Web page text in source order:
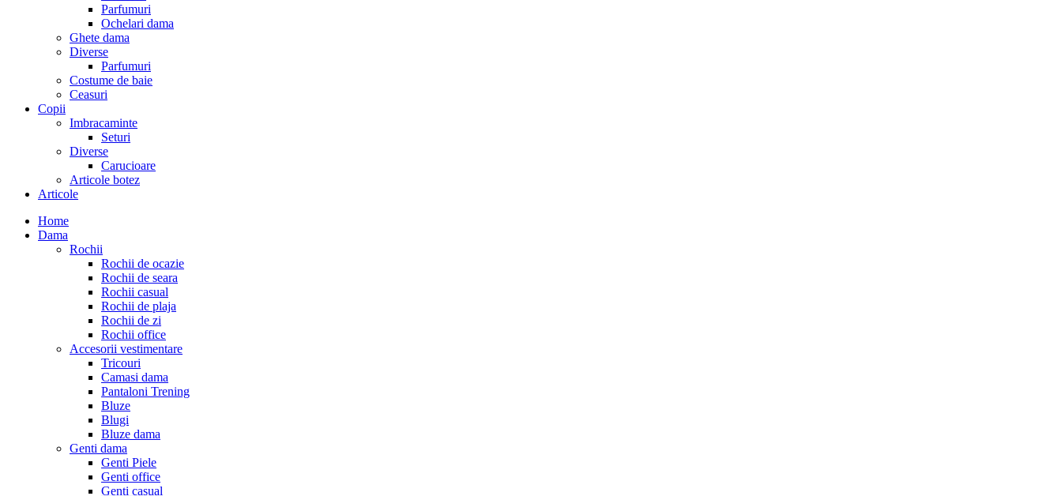
Parfumuri
Ochelari dama
Ghete dama
Diverse
Parfumuri
Costume de baie
Ceasuri
Copii
Imbracaminte
Seturi
Diverse
Carucioare
Articole botez
Articole
Home
Dama
Rochii
Rochii de ocazie
Rochii de seara
Rochii casual
Rochii de plaja
Rochii de zi
Rochii office
Accesorii vestimentare
Tricouri
Camasi dama
Pantaloni Trening
Bluze
Blugi
Bluze dama
Genti dama
Genti Piele
Genti office
Genti casual